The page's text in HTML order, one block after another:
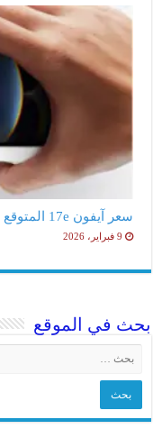
سعر آيفون 17e المتوقع
9 فبراير، 2026
بحث في الموقع